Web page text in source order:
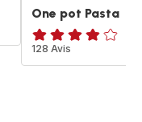
One pot Pasta
ratings.3.8
128 Avis